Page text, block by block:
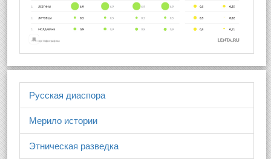
Русская диаспора
Мерило истории
Этническая разведка